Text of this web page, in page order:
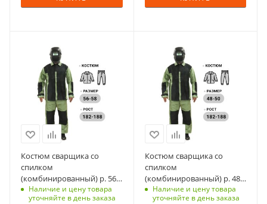
Материал
брезент, спилок
Страна изготовления
Россия
оливковые/черные
Класс защиты
Вес, кг
1.9
Костюм сварщика со
спилком
(комбинированный) р. 56-
58, 182-188 см
Наличие и цену товара
уточняйте в день заказа
Материал
брезент, спилок
Страна изготовления
Россия
оливковые/черные
Класс защиты
Вес, кг
1.9
Костюм сварщика со
спилком
(комбинированный) р. 48-
50, 182-188 см
Наличие и цену товара
уточняйте в день заказа